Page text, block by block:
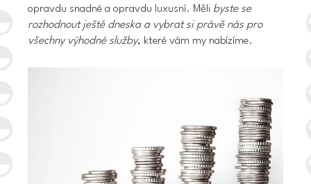
opravdu snadné a opravdu luxusní. Měli byste se
rozhodnout ještě dneska a vybrat si právě nás pro
všechny výhodné služby, které vám my nabízíme.